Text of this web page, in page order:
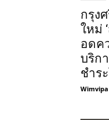
กรุง
ใหม่
อดค
บริก
ชำร
Wimvipa